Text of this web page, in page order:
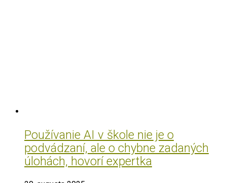
Používanie AI v škole nie je o
podvádzaní, ale o chybne zadaných
úlohách, hovorí expertka